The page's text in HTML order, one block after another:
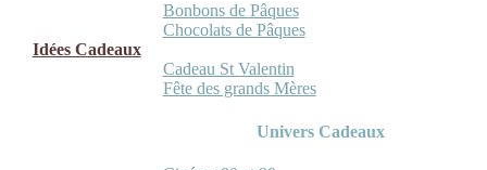
Bonbons de Pâques
Chocolats de Pâques
Idées Cadeaux
Cadeau St Valentin
Fête des grands Mères
Univers Cadeaux